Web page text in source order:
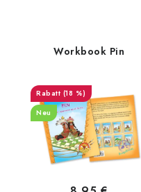
Workbook Pin
(18 %)
Neu